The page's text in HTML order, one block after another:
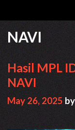
NAVI
Hasil MPL
NAVI
May 26, 2025 by